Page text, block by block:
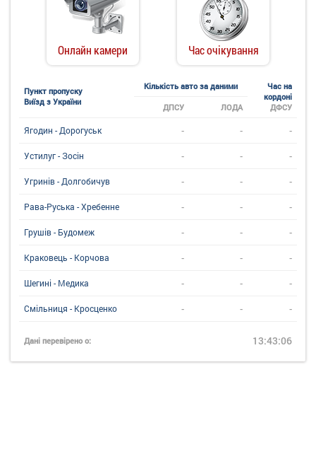
Онлайн камери Час очікування
Пункт пропуску
Виїзд з України
Кількість авто за даними
Час на
кордоні
ДФСУ
ДПСУ ЛОДА
Ягодин - Дорогуськ - - -
Устилуг - Зосін - - -
Угринiв - Долгобичув - - -
Рава-Руська - Хребенне - - -
Грушів - Будомеж - - -
Краковець - Корчова - - -
Шегині - Медика - - -
Смільниця - Кросценко - - -
Дані перевірено о: 13:43:06